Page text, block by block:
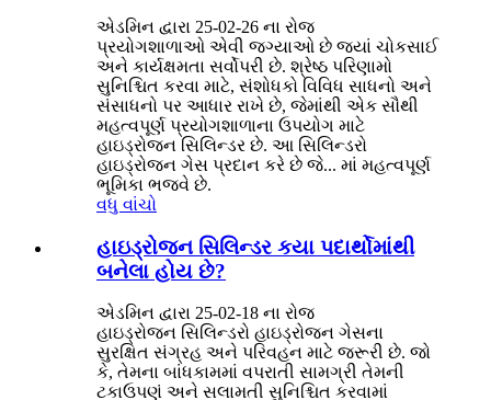
એડમિન દ્વારા 25-02-26 ના રોજ
પ્રયોગશાળાઓ એવી જગ્યાઓ છે જ્યાં ચોકસાઈ
અને કાર્યક્ષમતા સર્વોપરી છે. શ્રેષ્ઠ પરિણામો
સુનિશ્ચિત કરવા માટે, સંશોધકો વિવિધ સાધનો અને
સંસાધનો પર આધાર રાખે છે, જેમાંથી એક સૌથી
મહત્વપૂર્ણ પ્રયોગશાળાના ઉપયોગ માટે
હાઇડ્રોજન સિલિન્ડર છે. આ સિલિન્ડરો
હાઇડ્રોજન ગેસ પ્રદાન કરે છે જે... માં મહત્વપૂર્ણ
ભૂમિકા ભજવે છે.
વધુ વાંચો
હાઇડ્રોજન સિલિન્ડર કયા પદાર્થોમાંથી
બનેલા હોય છે?
એડમિન દ્વારા 25-02-18 ના રોજ
હાઇડ્રોજન સિલિન્ડરો હાઇડ્રોજન ગેસના
સુરક્ષિત સંગ્રહ અને પરિવહન માટે જરૂરી છે. જો
કે, તેમના બાંધકામમાં વપરાતી સામગ્રી તેમની
ટકાઉપણું અને સલામતી સુનિશ્ચિત કરવામાં